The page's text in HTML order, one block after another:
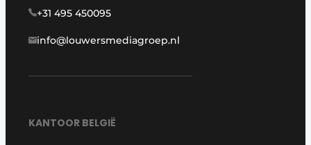
+31 495 450095
info@louwersmediagroep.nl
KANTOOR BELGIË